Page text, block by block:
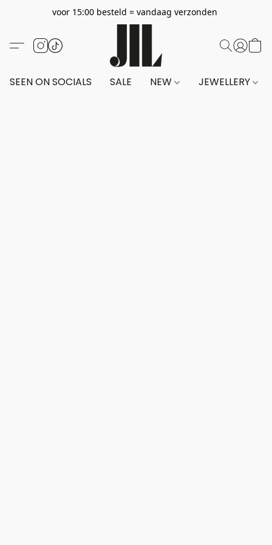
voor 15:00 besteld = vandaag verzonden
SEEN ON SOCIALS SALE NEW JEWELLERY